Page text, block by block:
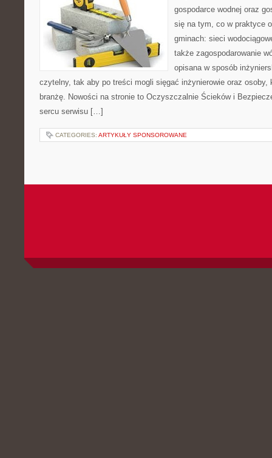
gospodarce wodnej oraz
się na tym, co w praktyce
gminach: sieci
także zagospodarowanie
opisana w sposób
czytelny, tak aby po treści mogli sięgać inżynierowie oraz osoby,
branżę. Nowości na stronie to Oczyszczalnie Ścieków i
sercu serwisu […]
CATEGORIES: ARTYKUŁY SPONSOROWANE